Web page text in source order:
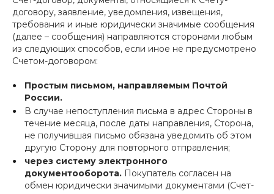
договору, заявление, уведомления, извещения,
требования и иные юридически значимые сообщения
(далее – сообщения) направляются сторонами любым
из следующих способов, если иное не предусмотрено
Счетом-договором:
Простым письмом, направляемым Почтой
России.
В случае непоступления письма в адрес Стороны в
течение месяца, после даты направления, Сторона,
не получившая письмо обязана уведомить об этом
другую Сторону для повторного отправления;
через систему электронного
документооборота. Покупатель согласен на
обмен юридически значимыми документами (Счет-